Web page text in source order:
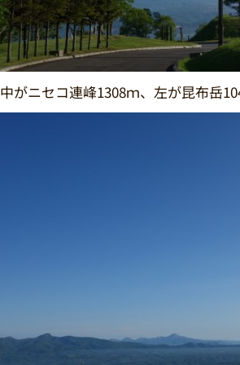
がニセコ連峰1308ｍ、左が昆布岳